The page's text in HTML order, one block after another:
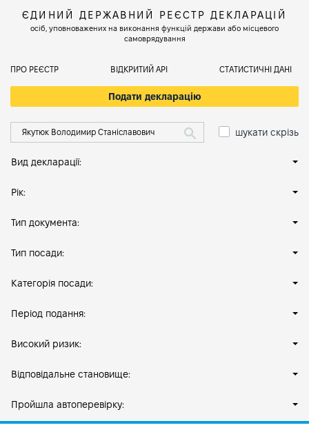
ЄДИНИЙ ДЕРЖАВНИЙ РЕЄСТР ДЕКЛАРАЦІЙ
осіб, уповноважених на виконання функцій держави або місцевого
самоврядування
ПРО РЕЄСТР ВІДКРИТИЙ АРІ СТАТИСТИЧНІ ДАНІ
Подати декларацію
шукати скрізь
Вид декларації:
Рік:
Тип документа:
Тип посади:
Категорія посади:
Період подання:
Високий ризик:
Відповідальне становище:
Пройшла автоперевірку: